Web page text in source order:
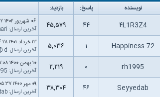
نویسنده پاسخ: بازدید:
۴L1R3Z4 ۴۴ ۴۵,۵۷۹
۰۶ شهریور ۱۴۰۲ ۰۸:۱۲ ب.ظ
آخرین ارسال:
Happiness.72 ۱ ۵,۰۳۶
۱۳ خرداد ۱۴۰۱ ۰۶:۲۸ ب.ظ
آخرین ارسال:
d
rh1995 ۰ ۲,۲۱۹
۱۰ بهمن ۱۴۰۰ ۰۷:۰۸ ب.ظ
آخرین ارسال:
Seyyedab ۴۶ ۳۸,۳۰۴
۰۹ مهر ۱۴۰۰ ۰۵:۳۷ ب.ظ
آخرین ارسال: